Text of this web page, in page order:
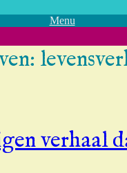
Menu
verhaal